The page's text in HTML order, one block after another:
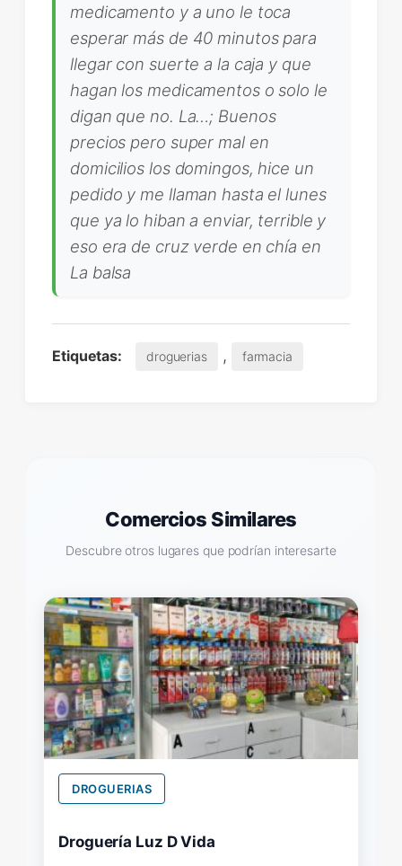
medicamento y a uno le toca
esperar más de 40 minutos para
llegar con suerte a la caja y que
hagan los medicamentos o solo le
digan que no. La…; Buenos
precios pero super mal en
domicilios los domingos, hice un
pedido y me llaman hasta el lunes
que ya lo hiban a enviar, terrible y
eso era de cruz verde en chía en
La balsa
Etiquetas: droguerias , farmacia
Comercios Similares
Descubre otros lugares que podrían interesarte
DROGUERIAS
Droguería Luz D Vida